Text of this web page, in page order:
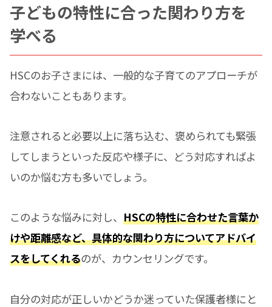
子どもの特性に合った関わり方を
学べる
HSCのお子さまには、一般的な子育てのアプローチが
合わないこともあります。
注意されると必要以上に落ち込む、褒められても緊張
してしまうといった反応や様子に、どう対応すればよ
いのか悩む方も多いでしょう。
このような悩みに対し、HSCの特性に合わせた言葉か
けや距離感など、具体的な関わり方についてアドバイ
スをしてくれるのが、カウンセリングです。
自分の対応が正しいかどうか迷っていた保護者様にと